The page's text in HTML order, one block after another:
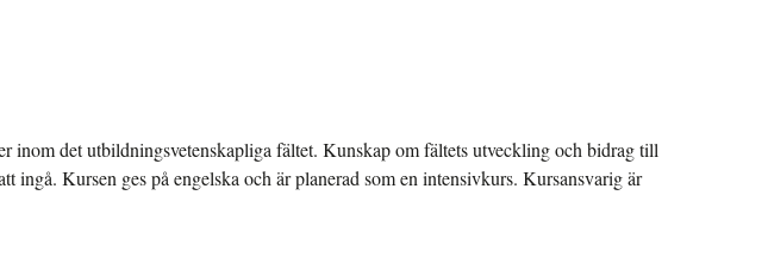
inom det utbildningsvetenskapliga fältet. Kunskap om fältets utveckling och bidrag till
Kursen ges på engelska och är planerad som en intensivkurs. Kursansvarig är